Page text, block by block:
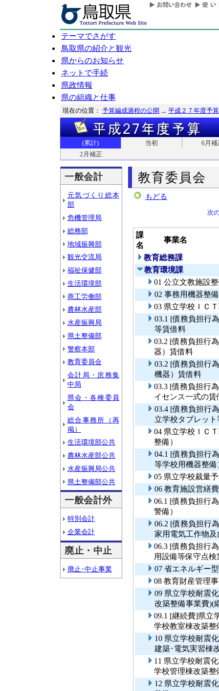
テーマでさがす
鳥取県の紹介と観光
県からのお知らせ
ネットで手続
県政情報
県の組織と仕事
現在の位置： 予算編成過程の公開 平成２７年度予算
(累計) 当初
6月補
2月補正
一般会計
元気づくり総本
部
危機管理局
総務部
地域振興部
観光交流局
福祉保健部
生活環境部
商工労働部
農林水産部
水産振興局
県土整備部
警察本部
教育委員会
会計局・庶務集
中局
県会・各種委員
会
総合事務所（再
掲）
生活環境部公共
農林水産部公共
水産振興局公共
県土整備部公共
一般会計外
特別会計
企業会計
廃止・中止
廃止･中止事業
教育委員会
もどる
次
課
名
事業名
教育総務課
教育環境課
01 公立文教施設
02 事務用機器整
03 県立学校ＩＣ
03.1 [債務負担行
等賃借料
03.2 [債務負担行
器）賃借料
03.2 [債務負担行
機器）賃借料
03.3 [債務負担行
イセンス一式の賃
03.4 [債務負担行
立学校タブレッ
04 県立学校ＩＣ
整備）
04.1 [債務負担行
等学校用機器整備
05 県立学校裁量
06 教育施設営繕費
06.1 [債務負担行
警備）
06.2 [債務負担行
家用電気工作物
06.3 [債務負担行
用設備等保守点検
07 省エネルギー
08 教育財産管理
09 県立学校耐震
改築整備事業費)(
09.1 [継続費]県立
学校教室棟改築整
10 県立学校耐震
建築･電気実習棟
11 県立学校耐震
学校管理棟改築
12 県立学校耐震